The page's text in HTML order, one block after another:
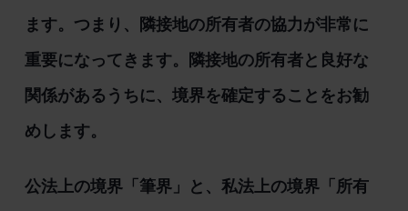
ます。つまり、隣接地の所有者の協力が非常に
重要になってきます。隣接地の所有者と良好な
関係があるうちに、境界を確定することをお勧
めします。
公法上の境界「筆界」と、私法上の境界「所有